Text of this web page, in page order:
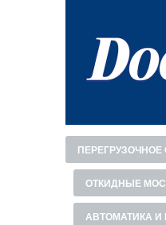
ОТКИДНЫЕ
АВТОМАТИКА